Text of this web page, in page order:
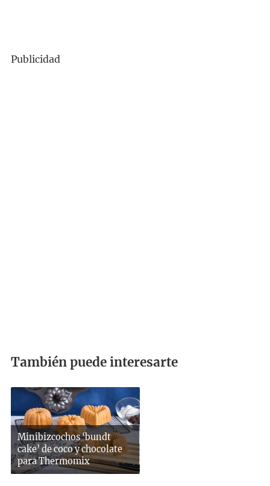
Publicidad
También puede interesarte
Minibizcochos ‘bundt
cake’ de coco y chocolate
para Thermomix